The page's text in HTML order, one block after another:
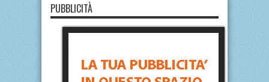
PUBBLICITÀ